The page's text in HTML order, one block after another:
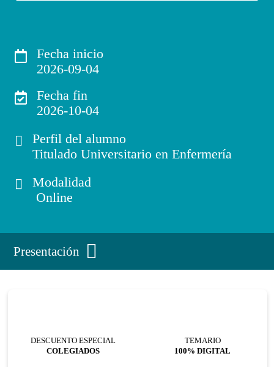
Fecha inicio
2026-09-04
Fecha fin
2026-10-04
Perfil del alumno
Titulado Universitario en Enfermería
Modalidad
Online
Presentación
DESCUENTO ESPECIAL
COLEGIADOS
TEMARIO
100% DIGITAL